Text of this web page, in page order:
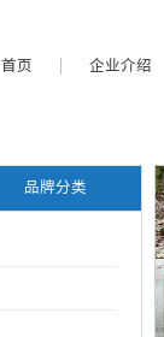
首页 企业介绍
品牌分类